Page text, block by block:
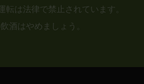
は法律で禁止されています。
酒はやめましょう。